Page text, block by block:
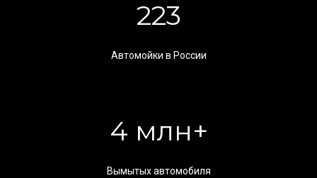
223
Автомойки в России
4 млн+
Вымытых автомобиля